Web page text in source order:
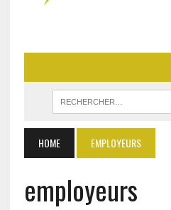
HOME EMPLOYEURS
employeurs